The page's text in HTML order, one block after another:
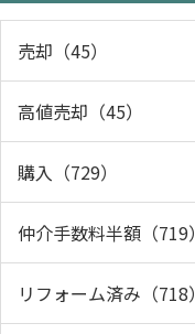
売却（45）
高値売却（45）
購入（729）
仲介手数料半額（719）
リフォーム済み（718）